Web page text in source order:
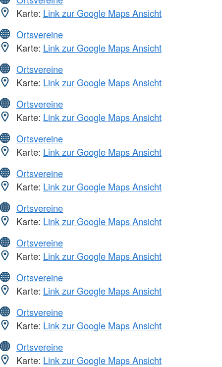
Karte: Link zur Google Maps Ansicht
Ortsvereine
Karte: Link zur Google Maps Ansicht
Ortsvereine
Karte: Link zur Google Maps Ansicht
Ortsvereine
Karte: Link zur Google Maps Ansicht
Ortsvereine
Karte: Link zur Google Maps Ansicht
Ortsvereine
Karte: Link zur Google Maps Ansicht
Ortsvereine
Karte: Link zur Google Maps Ansicht
Ortsvereine
Karte: Link zur Google Maps Ansicht
Ortsvereine
Karte: Link zur Google Maps Ansicht
Ortsvereine
Karte: Link zur Google Maps Ansicht
Ortsvereine
Karte: Link zur Google Maps Ansicht